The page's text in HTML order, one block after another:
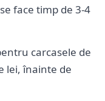
face timp de 3-4
carcasele de
lei, înainte de